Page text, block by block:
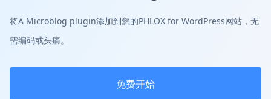
将A Microblog plugin添加到您的PHLOX for WordPress网站，无
需编码或头痛。
免费开始